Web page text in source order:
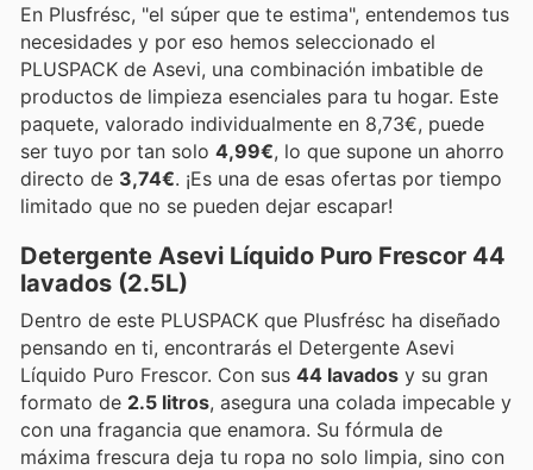
En Plusfrésc, "el súper que te estima", entendemos tus
necesidades y por eso hemos seleccionado el
PLUSPACK de Asevi, una combinación imbatible de
productos de limpieza esenciales para tu hogar. Este
paquete, valorado individualmente en 8,73€, puede
ser tuyo por tan solo 4,99€, lo que supone un ahorro
directo de 3,74€. ¡Es una de esas ofertas por tiempo
limitado que no se pueden dejar escapar!
Detergente Asevi Líquido Puro Frescor 44
lavados (2.5L)
Dentro de este PLUSPACK que Plusfrésc ha diseñado
pensando en ti, encontrarás el Detergente Asevi
Líquido Puro Frescor. Con sus 44 lavados y su gran
formato de 2.5 litros, asegura una colada impecable y
con una fragancia que enamora. Su fórmula de
máxima frescura deja tu ropa no solo limpia, sino con